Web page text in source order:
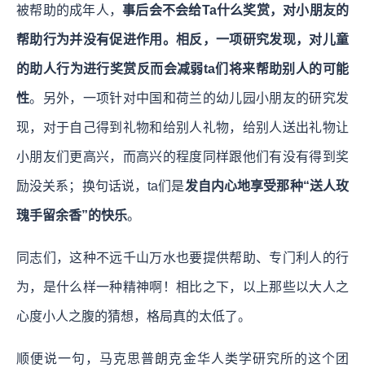
被帮助的成年人， 事后会不会给Ta什么奖赏，对小朋友的
帮助行为并没有促进作用。相反，一项研究发现，对儿童
的助人行为进行奖赏反而会减弱ta们将来帮助别人的可能
性。另外，一项针对中国和荷兰的幼儿园小朋友的研究发
现，对于自己得到礼物和给别人礼物，给别人送出礼物让
小朋友们更高兴，而高兴的程度同样跟他们有没有得到奖
励没关系；换句话说，ta们是发自内心地享受那种“送人玫
瑰手留余香”的快乐。
同志们，这种不远千山万水也要提供帮助、专门利人的行
为，是什么样一种精神啊！相比之下，以上那些以大人之
心度小人之腹的猜想，格局真的太低了。
顺便说一句，马克思普朗克金华人类学研究所的这个团